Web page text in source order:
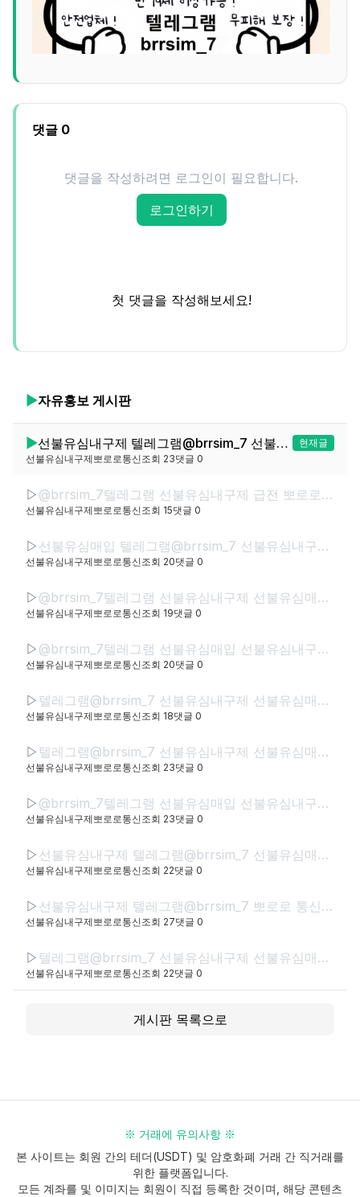
댓글 0
댓글을 작성하려면 로그인이 필요합니다.
로그인하기
첫 댓글을 작성해보세요!
▶자유홍보 게시판
▶ 선불유심내구제 텔레그램@brrsim_7 선불유심매입 뽀로로통신 소액개인돈 급전 연체자바로소액급전 선불유심구매 무방문무서류https://brrsim77.isweb.co.kr
현재글
선불유심내구제뽀로로통신조회 23댓글 0
▷ @brrsim_7텔레그램 선불유심내구제 급전 뽀로로통신 선불유심매입 선불유심현금화하는업체 선불유심구매 간편무서류소액급전
선불유심내구제뽀로로통신조회 15댓글 0
▷ 선불유심매입 텔레그램@brrsim_7 선불유심내구제 뽀로로통신 바로소액내구제급전 선불유심구매 급전 선불유심매입 바로소액급전 무서류무방문급전
선불유심내구제뽀로로통신조회 20댓글 0
▷ @brrsim_7텔레그램 선불유심내구제 선불유심매입 선불폰내구제 뽀로로통신 급전 선불유심현금화하는업체 선불유심구매 무직신불자소액급전
선불유심내구제뽀로로통신조회 19댓글 0
▷ @brrsim_7텔레그램 선불유심매입 선불유심내구제 뽀로로통신 선불유심현금화하는업체 프리랜서소액급전 선불폰유심매입합니다 급전 선불유심구매 바로정산
선불유심내구제뽀로로통신조회 20댓글 0
▷ 텔레그램@brrsim_7 선불유심내구제 선불유심매입 뽀로로통신 급전 정부정책자금생활안정생계급전지원금 선불유심구매 연체자바로소액급전
선불유심내구제뽀로로통신조회 18댓글 0
▷ 텔레그램@brrsim_7 선불유심내구제 선불유심매입 뽀로로통신 직장인바로소액급전 선불유심구매 급전 연체자바로소액급전 근로복지공단긴급생계비
선불유심내구제뽀로로통신조회 23댓글 0
▷ @brrsim_7텔레그램 선불유심매입 선불유심내구제 뽀로로통신 선불유심현금화하는업체 프리랜서소액급전 선불폰유심매입합니다 급전 선불유심구매 바로정산
선불유심내구제뽀로로통신조회 23댓글 0
▷ 선불유심내구제 텔레그램@brrsim_7 선불유심매입 뽀로로통신 급전 모바일급전 저신용자비상금소액 유심칩매입문의 선불유심구매
선불유심내구제뽀로로통신조회 22댓글 0
▷ 선불유심내구제 텔레그램@brrsim_7 뽀로로 통신 선불유심매입 급전 신뢰와 정직으로 함께하는 금융 파트너,뽀로로 통신 정식등록된 선불유심내구제 선불유심구매 정식업체로서 고객 여
선불유심내구제뽀로로통신조회 27댓글 0
▷ 텔레그램@brrsim_7 선불유심내구제 선불유심매입 뽀로로통신 급전 정부정책자금생활안정생계급전지원금 선불유심구매 연체자바로소액급전
선불유심내구제뽀로로통신조회 22댓글 0
게시판 목록으로
※ 거래에 유의사항 ※
본 사이트는 회원 간의 테더(USDT) 및 암호화폐 거래 간 직거래를
위한 플랫폼입니다.
모든 계좌를 및 이미지는 회원이 직접 등록한 것이며, 해당 콘텐츠